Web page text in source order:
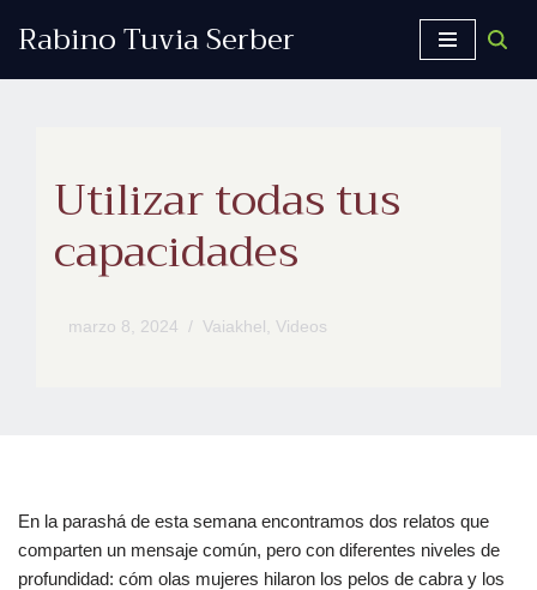
Rabino Tuvia Serber
Utilizar todas tus
capacidades
marzo 8, 2024 Vaiakhel , Videos
En la parashá de esta semana encontramos dos relatos que
comparten un mensaje común, pero con diferentes niveles de
profundidad: cóm olas mujeres hilaron los pelos de cabra y los